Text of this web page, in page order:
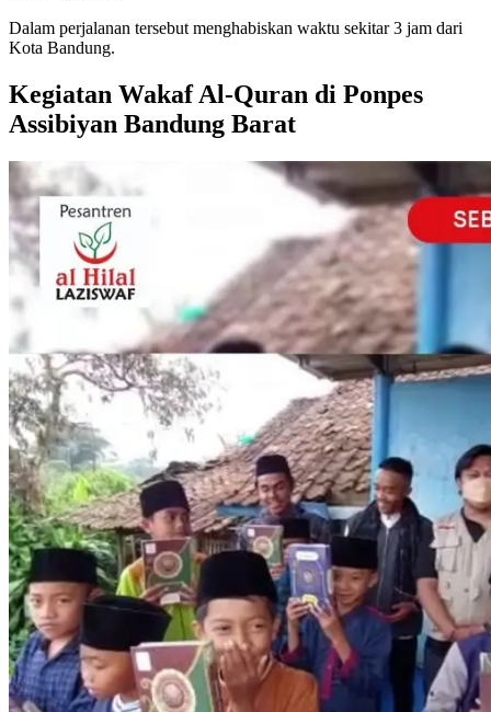
Dalam perjalanan tersebut menghabiskan waktu sekitar 3 jam dari
Kota Bandung.
Kegiatan Wakaf Al-Quran di Ponpes
Assibiyan Bandung Barat